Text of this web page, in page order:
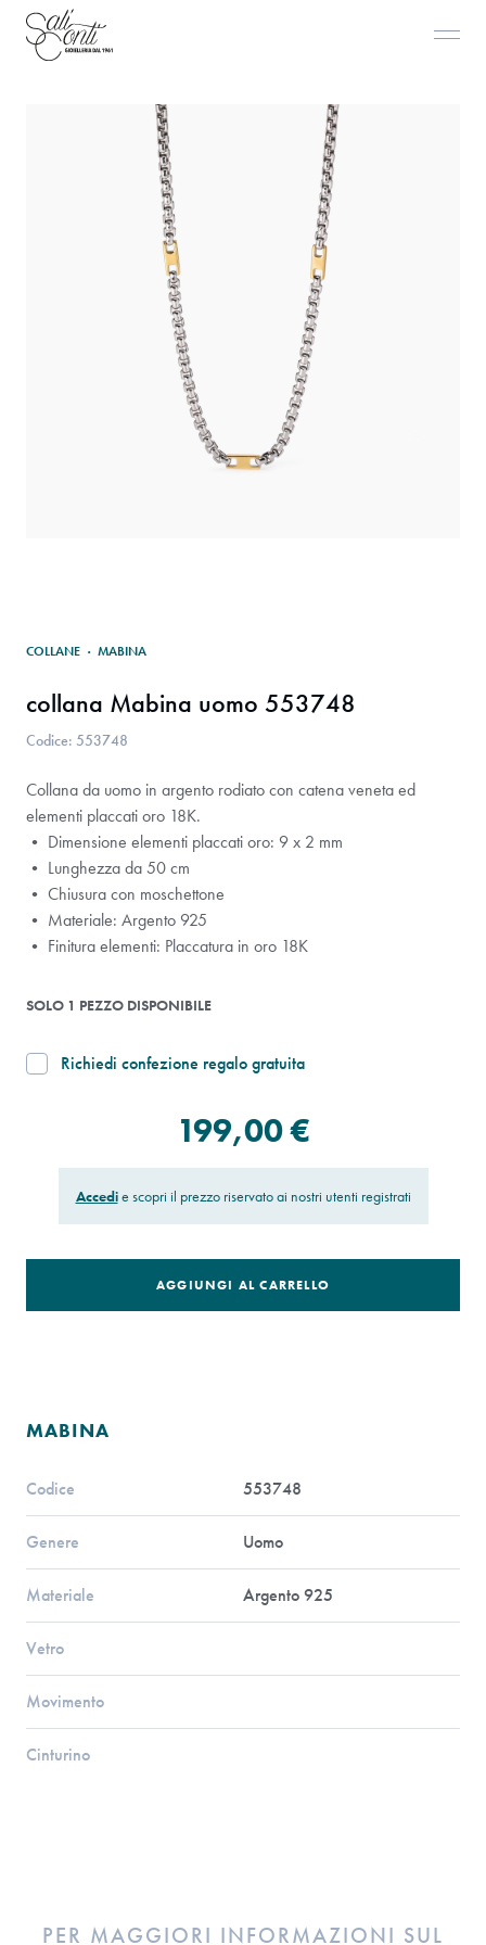
COLLANE · MABINA
collana Mabina uomo 553748
Codice: 553748
Collana da uomo in argento rodiato con catena veneta ed
elementi placcati oro 18K.
• Dimensione elementi placcati oro: 9 x 2 mm
• Lunghezza da 50 cm
• Chiusura con moschettone
• Materiale: Argento 925
• Finitura elementi: Placcatura in oro 18K
SOLO 1 PEZZO DISPONIBILE
Richiedi confezione regalo gratuita
199,00 €
Accedie scopri il prezzo riservato ai nostri utenti registrati
AGGIUNGI AL CARRELLO
MABINA
Codice 553748
Genere Uomo
Materiale Argento 925
Vetro
Movimento
Cinturino
PER MAGGIORI INFORMAZIONI SUL